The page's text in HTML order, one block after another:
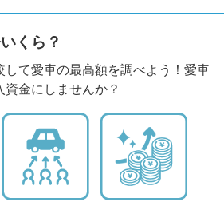
くら？
して愛車の最高額を調べよう！愛車
金にしませんか？